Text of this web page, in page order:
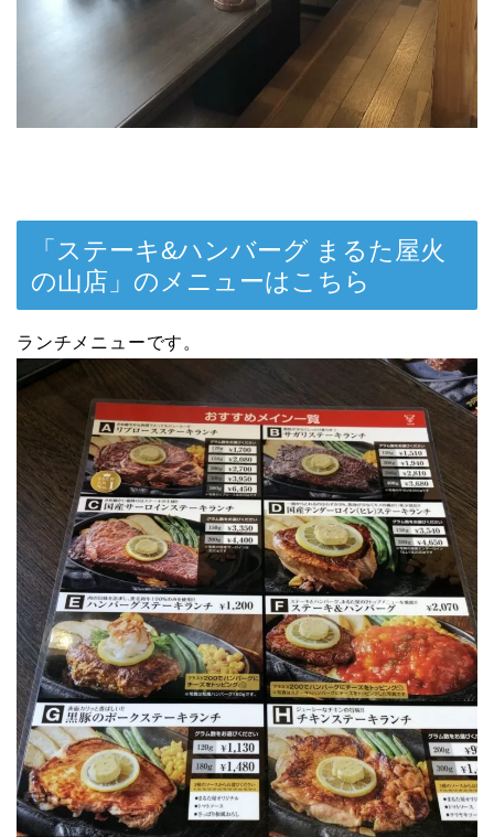
「ステーキ&ハンバーグ まるた屋火
の山店」のメニューはこちら
ランチメニューです。